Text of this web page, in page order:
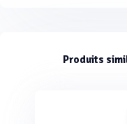
Produits